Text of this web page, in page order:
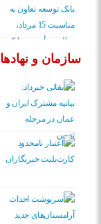
سازمان و نهادها